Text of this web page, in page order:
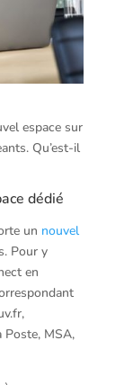
espace sur
Qu’est-il
dédié
un nouvel
Pour y
en
Poste, MSA,